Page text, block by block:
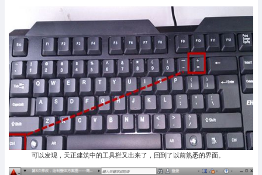
可以发现，天正建筑中的工具栏又出来了，回到了以前熟悉的界面。